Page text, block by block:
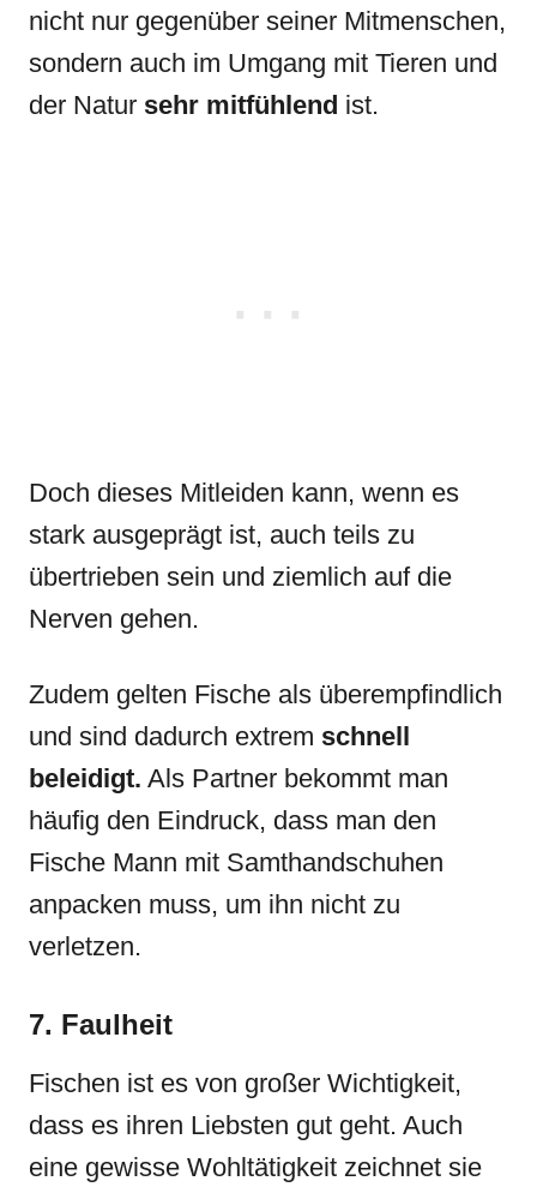
nicht nur gegenüber seiner Mitmenschen,
sondern auch im Umgang mit Tieren und
der Natur sehr mitfühlend ist.
Doch dieses Mitleiden kann, wenn es
stark ausgeprägt ist, auch teils zu
übertrieben sein und ziemlich auf die
Nerven gehen.
Zudem gelten Fische als überempfindlich
und sind dadurch extrem schnell
beleidigt. Als Partner bekommt man
häufig den Eindruck, dass man den
Fische Mann mit Samthandschuhen
anpacken muss, um ihn nicht zu
verletzen.
7. Faulheit
Fischen ist es von großer Wichtigkeit,
dass es ihren Liebsten gut geht. Auch
eine gewisse Wohltätigkeit zeichnet sie